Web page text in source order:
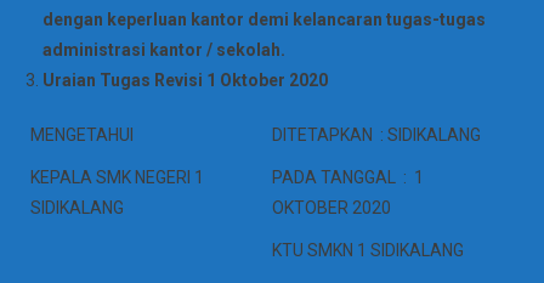
dengan keperluan kantor demi kelancaran tugas-tugas
administrasi kantor / sekolah.
Uraian Tugas Revisi 1 Oktober 2020
MENGETAHUI DITETAPKAN : SIDIKALANG
KEPALA SMK NEGERI 1
SIDIKALANG
PADA TANGGAL : 1
OKTOBER 2020
KTU SMKN 1 SIDIKALANG